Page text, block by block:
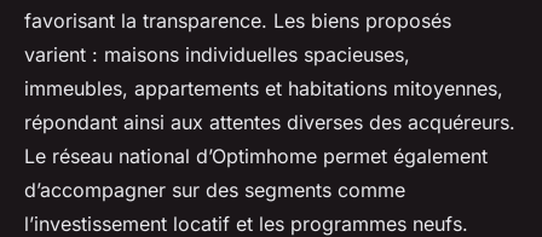
favorisant la transparence. Les biens proposés
varient : maisons individuelles spacieuses,
immeubles, appartements et habitations mitoyennes,
répondant ainsi aux attentes diverses des acquéreurs.
Le réseau national d’Optimhome permet également
d’accompagner sur des segments comme
l’investissement locatif et les programmes neufs.